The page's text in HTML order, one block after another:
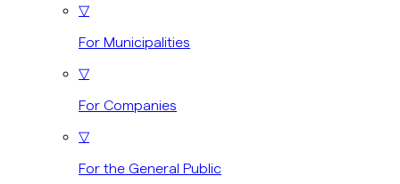
▽
For Municipalities
▽
For Companies
▽
For the General Public